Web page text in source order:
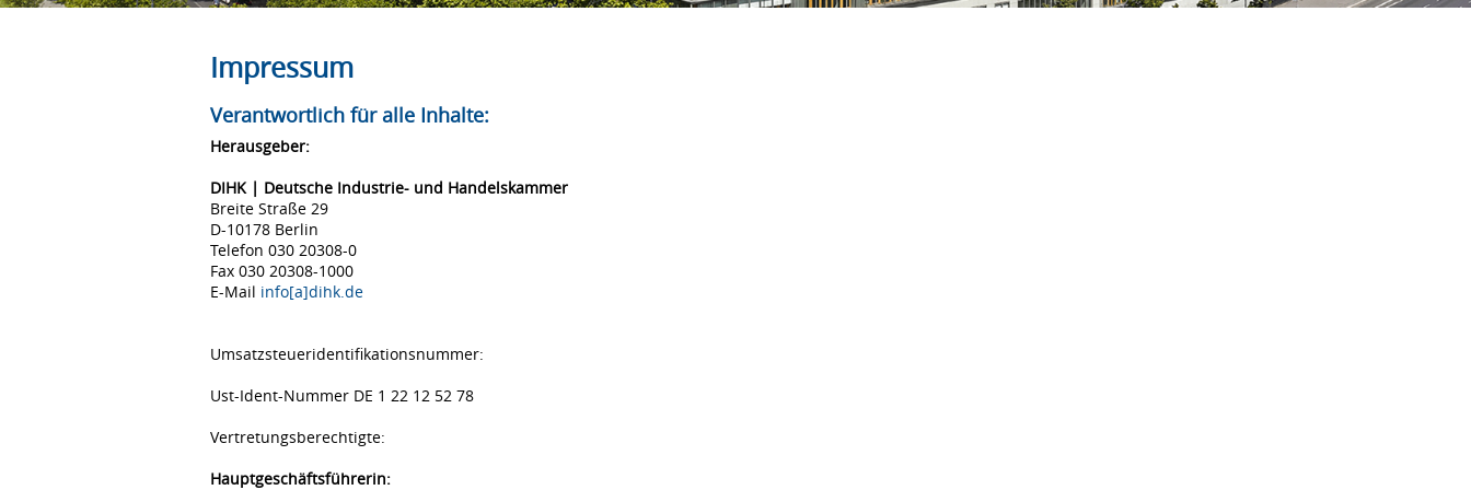
Impressum
Verantwortlich für alle Inhalte:
Herausgeber:
DIHK | Deutsche Industrie- und Handelskammer
Breite Straße 29
D-10178 Berlin
Telefon 030 20308-0
Fax 030 20308-1000
E-Mail info[a]dihk.de
Umsatzsteueridentifikationsnummer:
Ust-Ident-Nummer DE 1 22 12 52 78
Vertretungsberechtigte:
Hauptgeschäftsführerin: